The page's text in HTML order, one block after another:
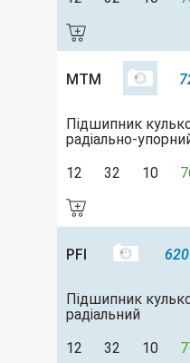
MTM
Підшипник
радіально-
12
32 10
PFI
Підшипник
радіальний
12
32 10